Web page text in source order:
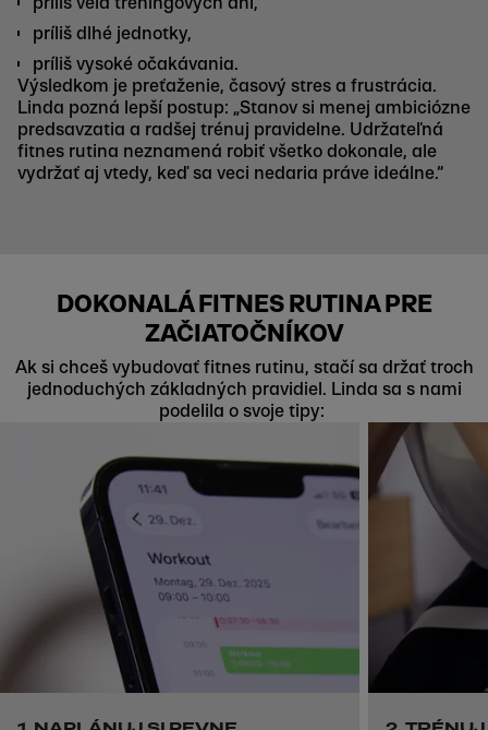
príliš dlhé jednotky,
príliš vysoké očakávania.
Výsledkom je preťaženie, časový stres a frustrácia.
Linda pozná lepší postup: „Stanov si menej ambiciózne
predsavzatia a radšej trénuj pravidelne. Udržateľná
fitnes rutina neznamená robiť všetko dokonale, ale
vydržať aj vtedy, keď sa veci nedaria práve ideálne.“
DOKONALÁ FITNES RUTINA PRE
ZAČIATOČNÍKOV
Ak si chceš vybudovať fitnes rutinu, stačí sa držať troch
jednoduchých základných pravidiel. Linda sa s nami
podelila o svoje tipy:
Skip to next section